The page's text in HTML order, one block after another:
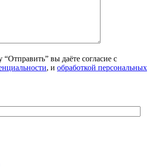
вы даёте согласие с
, и обработкой персональных